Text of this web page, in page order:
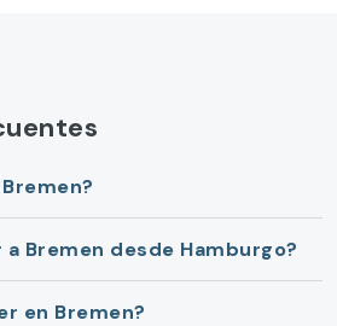
a Bremen desde Hamburgo?
en Bremen?